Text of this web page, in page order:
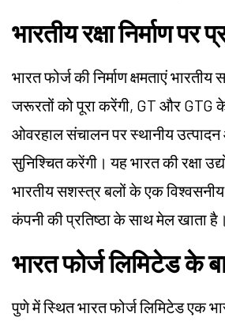
भारतीय रक्षा निर्माण पर
भारत फोर्ज की निर्माण क्षमताएं
जरूरतों को पूरा करेंगी, GT और
ओवरहाल संचालन पर स्थानीय
सुनिश्चित करेंगी। यह भारत की रक्षा
भारतीय सशस्त्र बलों के एक
कंपनी की प्रतिष्ठा के साथ मेल खाता है।
भारत फोर्ज लिमिटेड के
पुणे में स्थित भारत फोर्ज लिमिटेड एक